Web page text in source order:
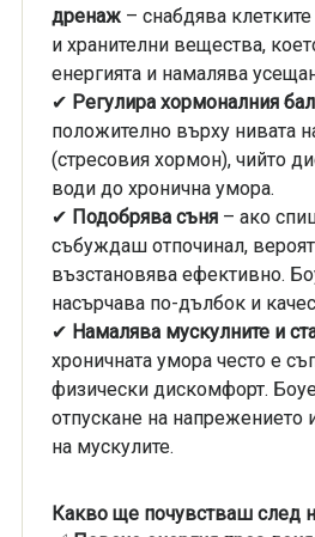
дренаж– снабдява
и хранителни вещества,
енергията и намалява
✔ Регулира хормоналния
положително върху нивата
(стресовия хормон), чийто
води до хронична умора.
✔ Подобрява съня– ако
събуждаш отпочинал,
възстановява ефективно.
насърчава по-дълбок и
✔ Намалява мускулните и
хроничната умора често е
физически дискомфорт.
отпускане на напрежението
на мускулите.
Какво ще почувстваш след